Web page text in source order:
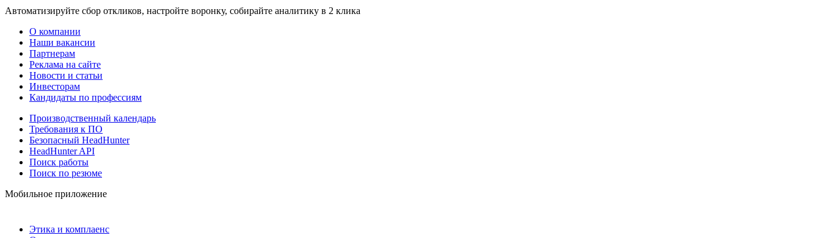
Автоматизируйте сбор откликов, настройте воронку, собирайте аналитику в 2 клика
О компании
Наши вакансии
Партнерам
Реклама на сайте
Новости и статьи
Инвесторам
Кандидаты по профессиям
Производственный календарь
Требования к ПО
Безопасный HeadHunter
HeadHunter API
Поиск работы
Поиск по резюме
Мобильное приложение
Этика и комплаенс